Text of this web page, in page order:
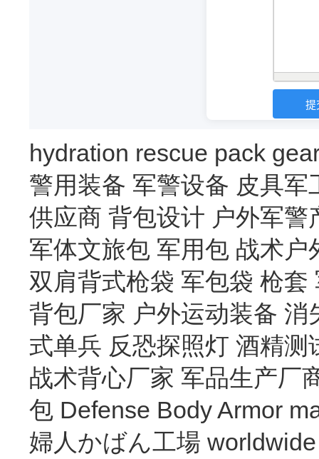
hydration rescue pack
警用装备 军警设备 皮具军
供应商 背包设计 户外军警
军体文旅包 军用包 战术户
双肩背式枪袋 军包袋 枪套
背包厂家 户外运动装备 消
式单兵 反恐探照灯 酒精测
战术背心厂家 军品生产厂
包 Defense Body Armor
婦人かばん工場 worldwide